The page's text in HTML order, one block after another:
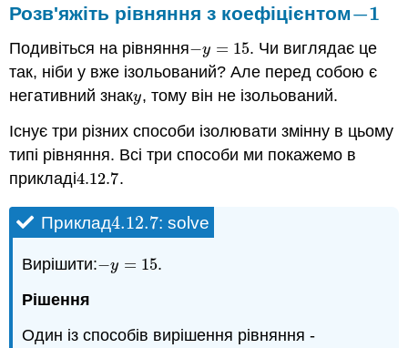
Розв'яжіть рівняння з коефіцієнтом−1
−1
Подивіться на рівняння−y = 15
−y=15
. Чи виглядає це
так, ніби y вже ізольований? Але перед собою є
негативний знакy
y, тому він не ізольований.
Існує три різних способи ізолювати змінну в цьому
типі рівняння. Всі три способи ми покажемо в
прикладі4.12.7
4.12.7.
Приклад4.12.7
4.12.7: solve
Вирішити:−y = 15
−y=15
.
Рішення
Один із способів вирішення рівняння -